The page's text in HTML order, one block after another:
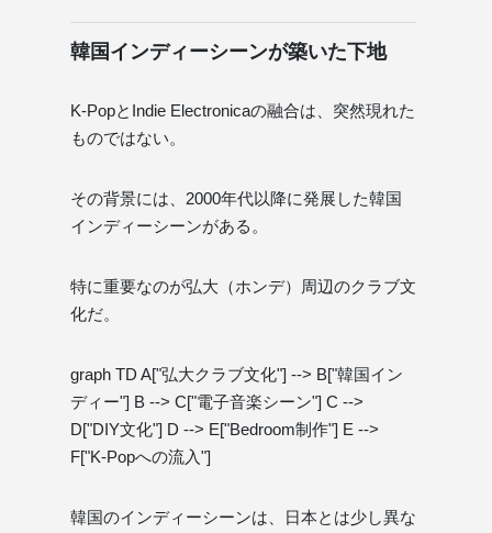
韓国インディーシーンが築いた下地
K-PopとIndie Electronicaの融合は、突然現れた
ものではない。
その背景には、2000年代以降に発展した韓国
インディーシーンがある。
特に重要なのが弘大（ホンデ）周辺のクラブ文
化だ。
graph TD A["弘大クラブ文化"] --> B["韓国イン
ディー"] B --> C["電子音楽シーン"] C -->
D["DIY文化"] D --> E["Bedroom制作"] E -->
F["K-Popへの流入"]
韓国のインディーシーンは、日本とは少し異な